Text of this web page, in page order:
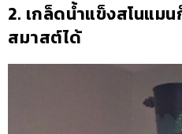
2. เกล็ดน้ำแข็งสโนแม
สมาสต์ได้